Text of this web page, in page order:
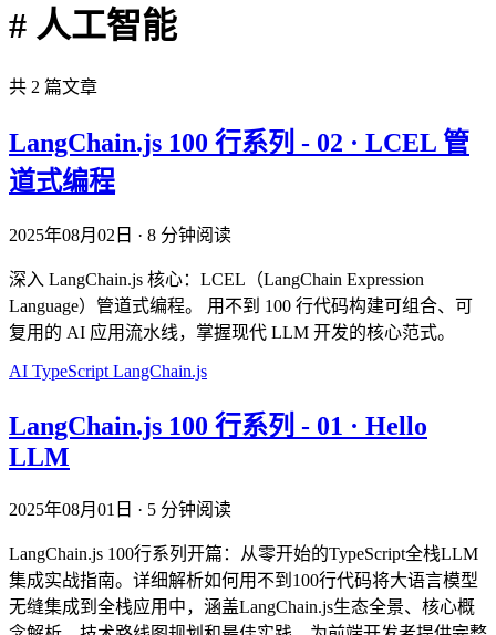
# 人工智能
共 2 篇文章
LangChain.js 100 行系列 - 02 · LCEL 管
道式编程
2025年08月02日 · 8 分钟阅读
深入 LangChain.js 核心：LCEL（LangChain Expression
Language）管道式编程。 用不到 100 行代码构建可组合、可
复用的 AI 应用流水线，掌握现代 LLM 开发的核心范式。
AI TypeScript LangChain.js
LangChain.js 100 行系列 - 01 · Hello
LLM
2025年08月01日 · 5 分钟阅读
LangChain.js 100行系列开篇：从零开始的TypeScript全栈LLM
集成实战指南。详细解析如何用不到100行代码将大语言模型
无缝集成到全栈应用中，涵盖LangChain.js生态全景、核心概